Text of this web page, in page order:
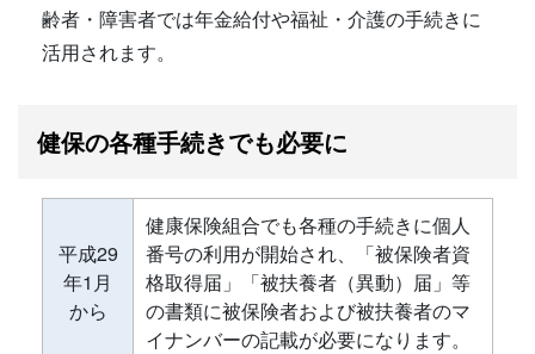
齢者・障害者では年金給付や福祉・介護の手続きに
活用されます。
健保の各種手続きでも必要に
平成29
年1月
から
健康保険組合でも各種の手続きに個人
番号の利用が開始され、「被保険者資
格取得届」「被扶養者（異動）届」等
の書類に被保険者および被扶養者のマ
イナンバーの記載が必要になります。